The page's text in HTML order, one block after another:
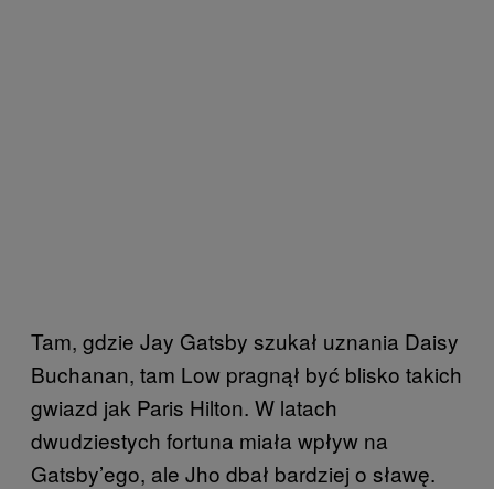
Tam, gdzie Jay Gatsby szukał uznania Daisy
Buchanan, tam Low pragnął być blisko takich
gwiazd jak Paris Hilton. W latach
dwudziestych fortuna miała wpływ na
Gatsby’ego, ale Jho dbał bardziej o sławę.